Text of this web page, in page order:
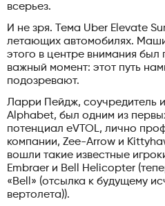
всерьез.
И не зря. Тема Uber Elevate
летающих автомобилях.
этого в центре внимания был
важный момент: этот путь
подозревают.
Ларри Пейдж, соучредитель
Alphabet, был одним из
потенциал eVTOL, лично
компании, Zee-Arrow и
вошли такие известные
Embraer и Bell Helicopter
«Bell» (отсылка к будущему
вертолета)).